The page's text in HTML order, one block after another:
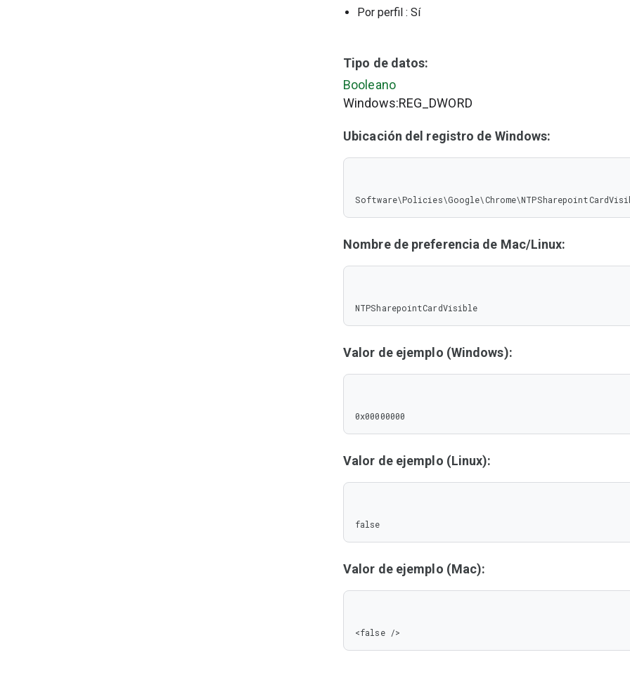
Por perfil : Sí
Tipo de datos:
Booleano
Windows:REG_DWORD
Ubicación del registro de Windows:
Nombre de preferencia de Mac/Linux:
NTPSharepointCardVisible
Valor de ejemplo (Windows):
0x00000000
Valor de ejemplo (Linux):
false
Valor de ejemplo (Mac):
<false />